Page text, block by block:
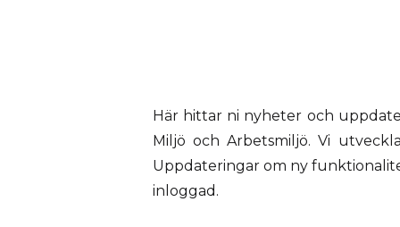
Här hittar ni nyheter och
Miljö och Arbetsmiljö. Vi
Uppdateringar om ny
inloggad.